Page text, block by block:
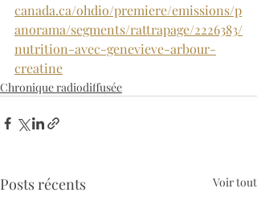
canada.ca/ohdio/premiere/emissions/p
anorama/segments/rattrapage/2226383/
nutrition-avec-genevieve-arbour-
creatine
Chronique radiodiffusée
Posts récents Voir tout